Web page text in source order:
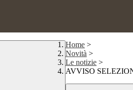
Home >
Novità >
Le notizie >
AVVISO